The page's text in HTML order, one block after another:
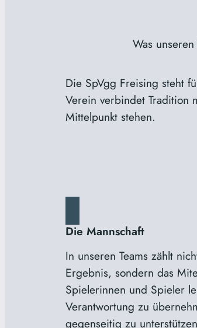
Was
Die SpVgg Freising steht
Verein verbindet Tradition
Mittelpunkt stehen.
Die Mannschaft
In unseren Teams zählt
Ergebnis, sondern das
Spielerinnen und Spieler
Verantwortung zu
gegenseitig zu